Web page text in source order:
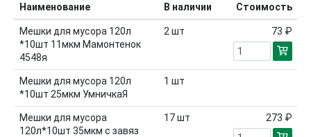
Наименование В наличии Стоимость
Мешки для мусора 120л
*10шт 11мкм Мамонтенок
4548я
2 шт 73 ₽
Мешки для мусора 120л
*10шт 25мкм УмничкаЯ
1 шт
Мешки для мусора
120л*10шт 35мкм с завяз
17шт 273 ₽